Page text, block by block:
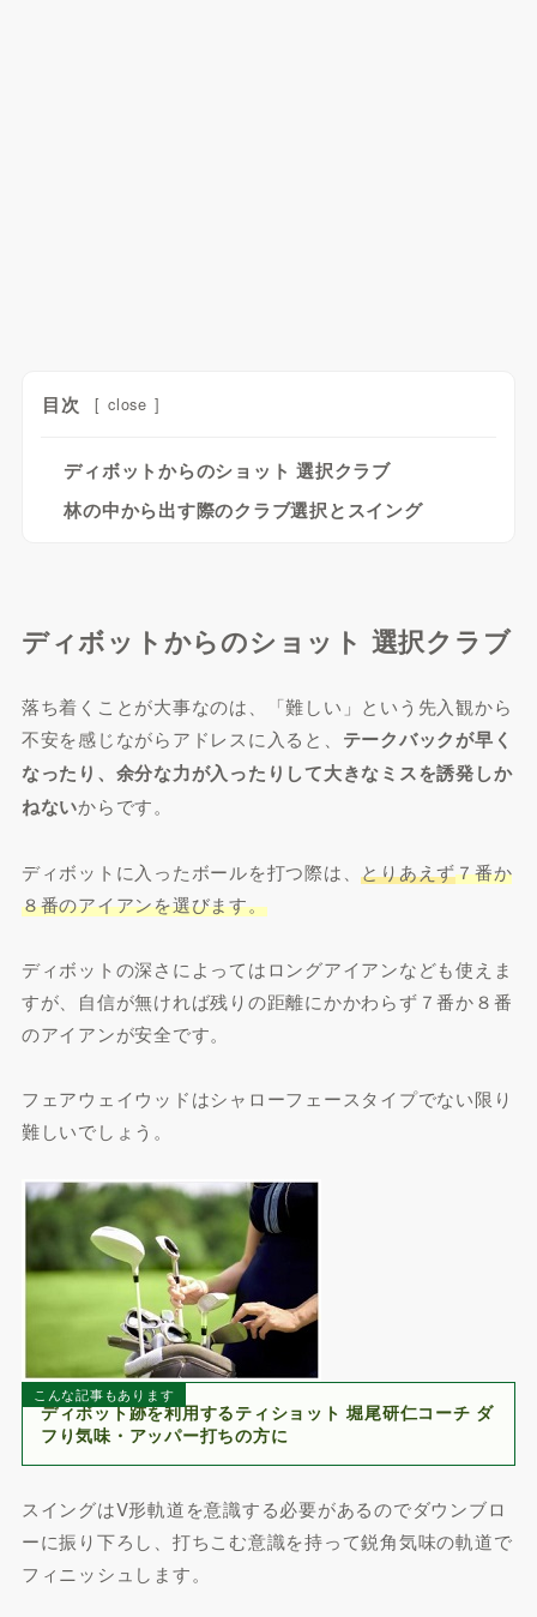
目次 [ close ]
ディボットからのショット 選択クラブ
林の中から出す際のクラブ選択とスイング
ディボットからのショット 選択クラブ
落ち着くことが大事なのは、「難しい」という先入観から
不安を感じながらアドレスに入ると、 テークバックが早く
なったり、余分な力が入ったりして大きなミスを誘発しか
ねないからです。
ディボットに入ったボールを打つ際は、とりあえず７番か
８番のアイアンを選びます。
ディボットの深さによってはロングアイアンなども使えま
すが、自信が無ければ残りの距離にかかわらず７番か８番
のアイアンが安全です。
フェアウェイウッドはシャローフェースタイプでない限り
難しいでしょう。
こんな記事もあります
ディボット跡を利用するティショット 堀尾研仁コーチ ダ
フり気味・アッパー打ちの方に
スイングはV形軌道を意識する必要があるのでダウンブロ
ーに振り下ろし、打ちこむ意識を持って鋭角気味の軌道で
フィニッシュします。